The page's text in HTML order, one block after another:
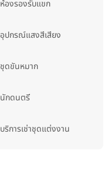
ห้องรองรับแขก
อุปกรณ์แสงสีเสียง
ชุดขันหมาก
นักดนตรี
บริการเช่าชุดแต่งงาน